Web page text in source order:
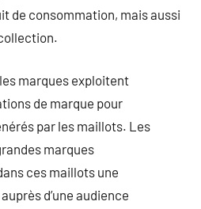
de consommation, mais aussi
marques exploitent
de marque pour
par les maillots. Les
marques
ces maillots une
d’une audience